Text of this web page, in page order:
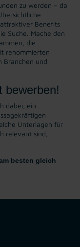
zu werden – da
Benefits
Suche. Mache den
die
renommierten
Branchen und
bewerben!
dabei, ein
Unterlagen für
relevant sind,
besten gleich